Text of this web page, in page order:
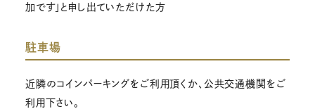
加です」と申し出ていただけた方
駐車場
近隣のコインパーキングをご利用頂くか、公共交通機関をご
利用下さい。